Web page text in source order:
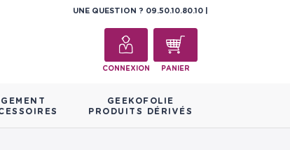
UNE QUESTION ? 09.50.10.80.10
CONNEXION PANIER
GEEKOFOLIE
PRODUITS DÉRIVÉS